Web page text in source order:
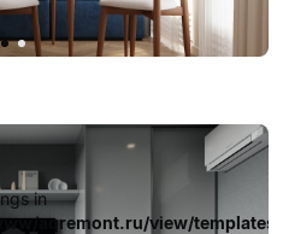
in
aqremont.ru/view/